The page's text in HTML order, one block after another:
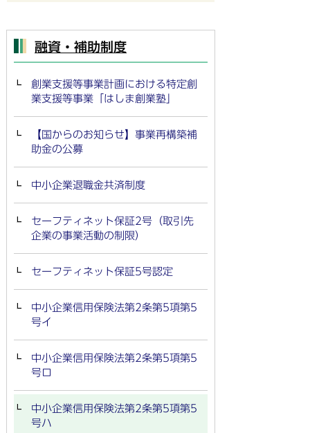
融資・補助制度
創業支援等事業計画における特定創
業支援等事業「はしま創業塾」
【国からのお知らせ】事業再構築補
助金の公募
中小企業退職金共済制度
セーフティネット保証2号（取引先
企業の事業活動の制限）
セーフティネット保証5号認定
中小企業信用保険法第2条第5項第5
号イ
中小企業信用保険法第2条第5項第5
号ロ
中小企業信用保険法第2条第5項第5
号ハ